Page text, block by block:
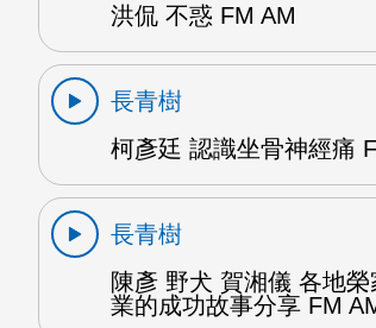
洪侃 不惑 FM AM
長青樹
柯彥廷 認識坐骨神經痛
長青樹
陳彥 野犬 賀湘儀 各地
業的成功故事分享 FM